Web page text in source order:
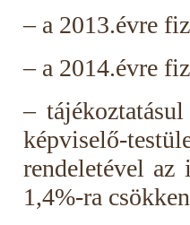
– a 2013.évre
– a 2014.évre
–
képviselő-
rendeletével az
1,4%-ra